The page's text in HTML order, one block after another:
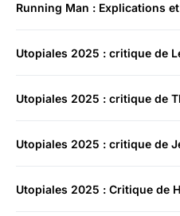
Running Man : Explications
Utopiales 2025 : critique de
Utopiales 2025 : critique de
Utopiales 2025 : critique de
Utopiales 2025 : Critique de